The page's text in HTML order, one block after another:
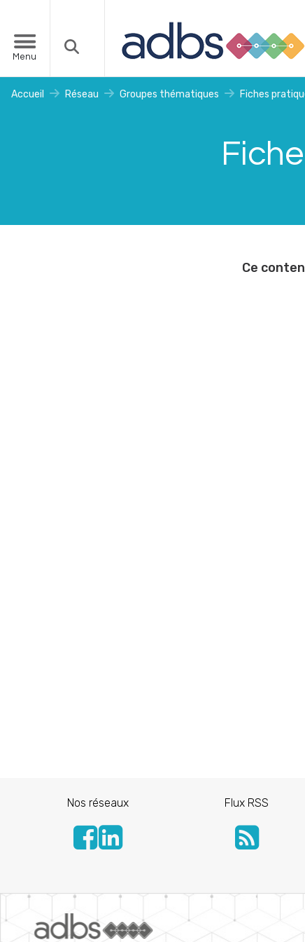
Menu
Accueil Réseau Groupes thématiques Fiches
Ce
Nos réseaux Flux RSS